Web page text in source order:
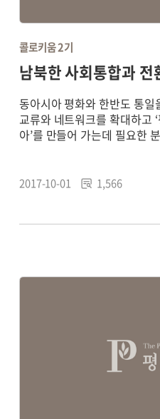
콜로키움 2기
남북한 사회통합과 전
동아시아 평화와 한반도 통
교류와 네트워크를 확대하고
아’를 만들어 가는데 필요한
2017~2018년에 연구 프로젝
2017-10-01 1,566